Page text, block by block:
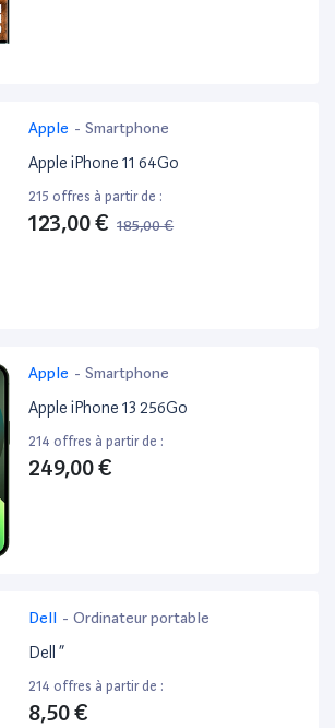
Apple - Smartphone
Apple iPhone 11 64Go
215 offres à partir de :
123,00 € 185,00 €
Apple - Smartphone
Apple iPhone 13 256Go
214 offres à partir de :
249,00 €
Dell - Ordinateur portable
Dell ”
214 offres à partir de :
8,50 €